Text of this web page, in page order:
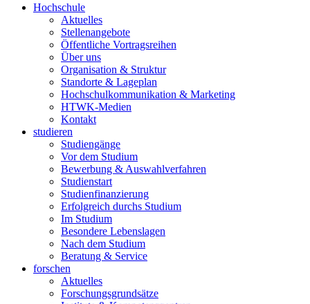
Hochschule
Aktuelles
Stellenangebote
Öffentliche Vortragsreihen
Über uns
Organisation & Struktur
Standorte & Lageplan
Hochschulkommunikation & Marketing
HTWK-Medien
Kontakt
studieren
Studiengänge
Vor dem Studium
Bewerbung & Auswahlverfahren
Studienstart
Studienfinanzierung
Erfolgreich durchs Studium
Im Studium
Besondere Lebenslagen
Nach dem Studium
Beratung & Service
forschen
Aktuelles
Forschungsgrundsätze